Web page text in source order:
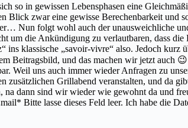
so in gewissen Lebensphasen eine
Blick zwar eine gewisse Berechenbarkeit
Nun folgt wohl auch der unausweichliche
die Ankündigung zu verlautbaren, dass
klassische „savoir-vivre“ also. Jedoch
Beitragsbild, und das machen wir jetzt auch
Weil uns auch immer wieder Anfragen zu
zusätzlichen Grillabend veranstalten, und da
na dann sind wir wieder wie gewohnt da und
Bitte lasse dieses Feld leer. Ich habe die